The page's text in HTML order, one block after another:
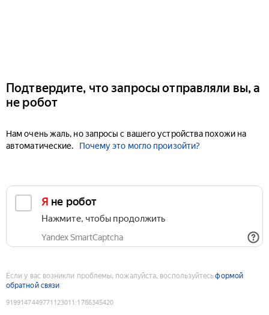
Подтвердите, что запросы отправляли вы, а
не робот
Нам очень жаль, но запросы с вашего устройства похожи на
автоматические.
Почему это могло произойти?
Я не робот
Нажмите, чтобы продолжить
Yandex SmartCaptcha
Если у вас возникли проблемы, пожалуйста, воспользуйтесьформой
обратной связи
9199147449771123011 :1786345420